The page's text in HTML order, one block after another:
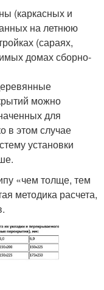
(каркасных и
на летнюю
(сараях,
домах сборно-
можно
для
в этом случае
установки
«чем толще, тем
методика расчета,